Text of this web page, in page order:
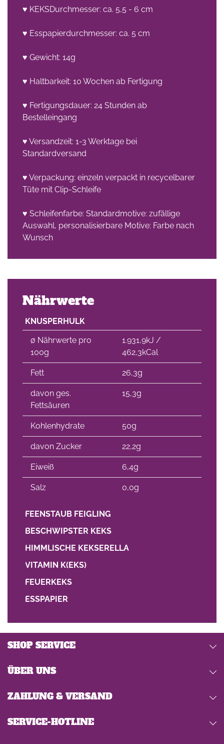
♥ KEKSDurchmesser: ca. 5,5 - 6 cm
♥ Esspapierdurchmesser: ca. 5 cm
♥ Gewicht: 14g
♥ Haltbarkeit: 10 Wochen ab Fertigung
♥ Fertigungsdauer: 24 Stunden ab
Bestelleingang
♥ Versandzeit: 1-3 Werktage bei
Standardversand
♥ Verpackung: einzeln verpackt in recycelbarer
Tüte mit Clip-Schleife
♥ Schleifenfarbe: Standardmotive: zufällige
Auswahl, personalisierbare Motive: Farbe nach
Wunsch
Nährwerte
KNUSPERHULK
∅ Nährwerte pro
100g
1.931,9kJ /
462,3kCal
Fett 26,3g
davon ges.
Fettsäuren
15,3g
Kohlenhydrate 50g
davon Zucker 22,2g
Eiweiß 6,4g
Salz 0,0g
FEENSTAUB FEIGLING
BESCHWIPSTER KEKS
HIMMLISCHE KEKSERELLA
VITAMIN K(EKS)
FEUERKEKS
ESSPAPIER
SERVICE-HOTLINE
SHOP SERVICE
ÜBER UNS
ZAHLUNG & VERSAND